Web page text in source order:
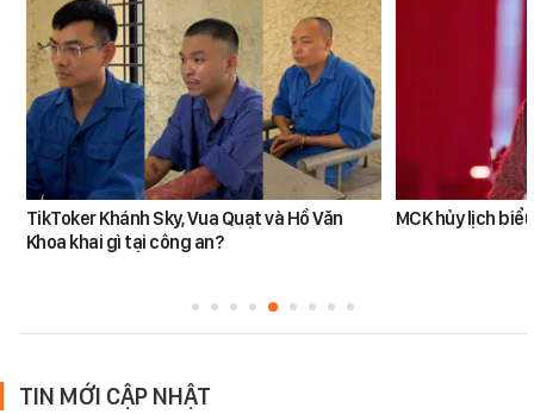
TikToker Khánh Sky, Vua Quạt và Hồ Văn
Khoa khai gì tại công an?
MCK hủy lịch
TIN MỚI CẬP NHẬT